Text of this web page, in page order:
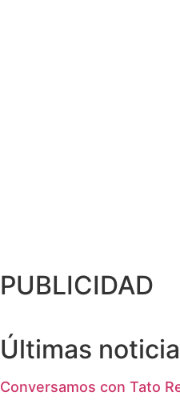
PUBLICIDAD
Últimas
Conversamos con Tato